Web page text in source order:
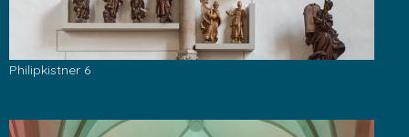
Philipkistner 6